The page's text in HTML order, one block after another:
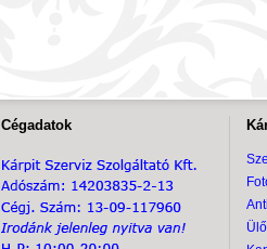
Cégadatok